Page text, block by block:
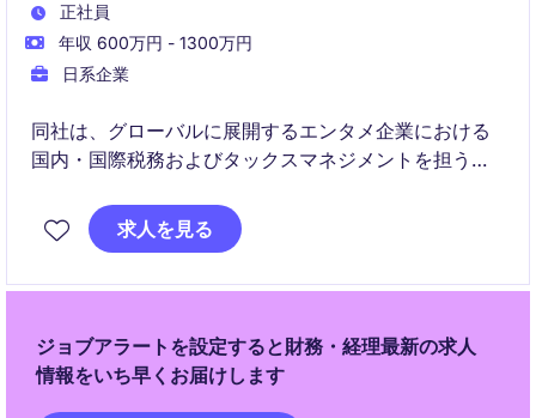
正社員
年収 600万円 - 1300万円
日系企業
同社は、グローバルに展開するエンタメ企業における
国内・国際税務およびタックスマネジメントを担う役
編などの戦略案件に参画し、事業成長を税務面から支
援していただきます。
求人を見る
ジョブアラートを設定すると財務・経理最新の求人
情報をいち早くお届けします